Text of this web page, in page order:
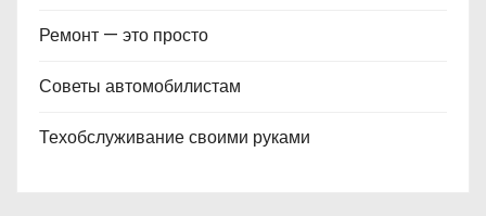
Ремонт — это просто
Советы автомобилистам
Техобслуживание своими руками